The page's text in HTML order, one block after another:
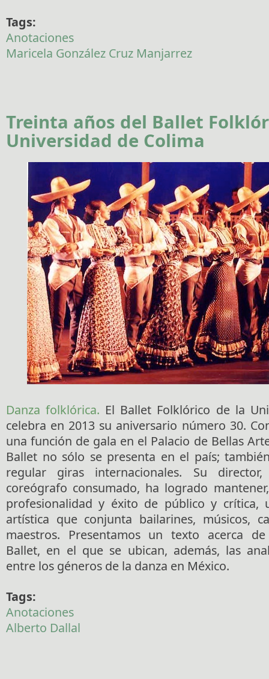
Tags:
Anotaciones
Maricela González Cruz Manjarrez
Treinta años del Ballet
Universidad de Colima
Danza folklórica. El Ballet Folklórico de la
celebra en 2013 su aniversario número 30.
una función de gala en el Palacio de Bellas
Ballet no sólo se presenta en el país;
regular giras internacionales. Su director,
coreógrafo consumado, ha logrado
profesionalidad y éxito de público y crítica,
artística que conjunta bailarines, músicos,
maestros. Presentamos un texto acerca
Ballet, en el que se ubican, además, las
entre los géneros de la danza en México.
Tags:
Anotaciones
Alberto Dallal